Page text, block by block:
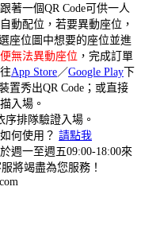
著一個QR Code可供一人
動配位，若要異動座位，
座位圖中想要的座位並進
無法異動座位 ，完成訂單
App Store ／Google Play 下
置秀出QR Code；或直接
入場。
序排隊驗證入場。
何使用？ 請點我
週一至週五09:00-18:00來
將竭盡為您服務！